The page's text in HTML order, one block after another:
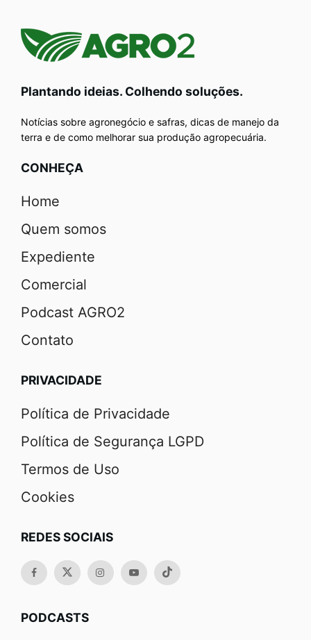
Plantando ideias. Colhendo soluções.
Notícias sobre agronegócio e safras, dicas de manejo da
terra e de como melhorar sua produção agropecuária.
CONHEÇA
Home
Quem somos
Expediente
Comercial
Podcast AGRO2
Contato
PRIVACIDADE
Política de Privacidade
Política de Segurança LGPD
Termos de Uso
Cookies
REDES SOCIAIS
PODCASTS